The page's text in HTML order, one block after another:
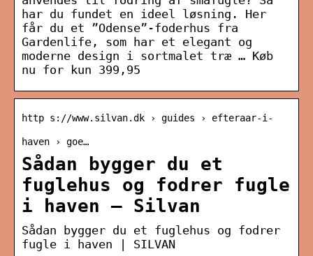
har du fundet en ideel løsning. Her
får du et ”Odense”-foderhus fra
Gardenlife, som har et elegant og
moderne design i sortmalet træ … Køb
nu for kun 399,95
http s://www.silvan.dk › guides › efteraar-i-
haven › goe…
Sådan bygger du et
fuglehus og fodrer fugle
i haven – Silvan
Sådan bygger du et fuglehus og fodrer
fugle i haven | SILVAN